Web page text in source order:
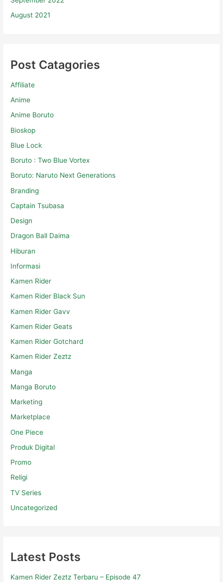
August 2021
Post Catagories
Affiliate
Anime
Anime Boruto
Bioskop
Blue Lock
Boruto : Two Blue Vortex
Boruto: Naruto Next Generations
Branding
Captain Tsubasa
Design
Dragon Ball Daima
Hiburan
Informasi
Kamen Rider
Kamen Rider Black Sun
Kamen Rider Gavv
Kamen Rider Geats
Kamen Rider Gotchard
Kamen Rider Zeztz
Manga
Manga Boruto
Marketing
Marketplace
One Piece
Produk Digital
Promo
Religi
TV Series
Uncategorized
Latest Posts
Kamen Rider Zeztz Terbaru – Episode 47